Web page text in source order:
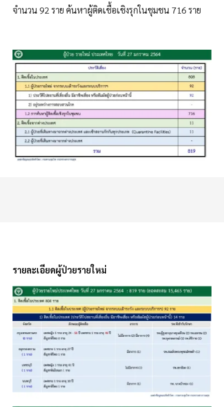
จำนวน 92 ราย ค้นหาผู้ติดเชื้อเชิงรุกในชุมชน 716 ราย
รายละเอียดผู้ป่วยรายใหม่